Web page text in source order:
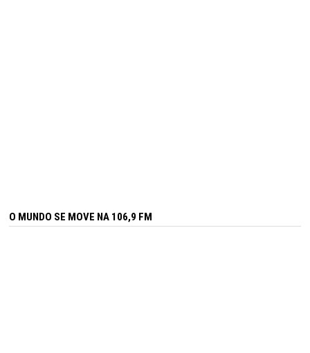
O MUNDO SE MOVE NA 106,9 FM